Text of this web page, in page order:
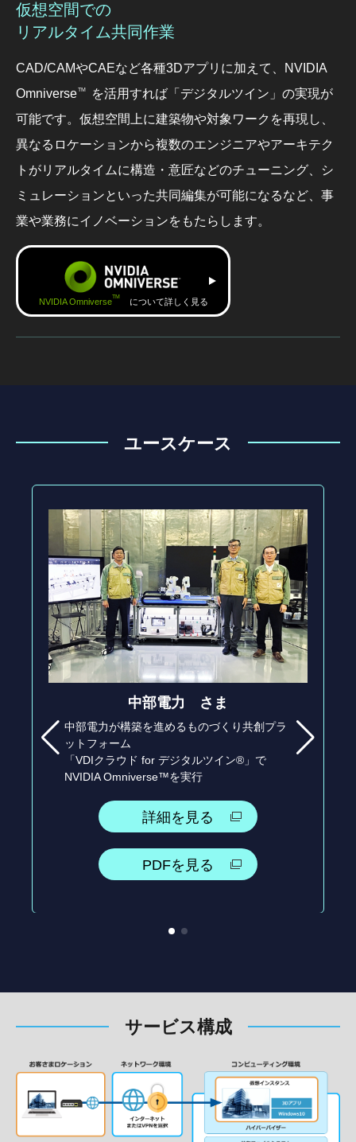
仮想空間での
リアルタイム共同作業
CAD/CAMやCAEなど各種3Dアプリに加えて、NVIDIA
OmniverseTM
を活用すれば「デジタルツイン」の実現が
可能です。仮想空間上に建築物や対象ワークを再現し、
異なるロケーションから複数のエンジニアやアーキテク
トがリアルタイムに構造・意匠などのチューニング、シ
ミュレーションといった共同編集が可能になるなど、事
業や業務にイノベーションをもたらします。
NVIDIA Omniverse
TM
について詳しく見る
ユースケース
中部電力 さま
中部電力が構築を進めるものづくり共創プラ
ットフォーム
「VDIクラウド for デジタルツイン®」で
NVIDIA Omniverse™を実行
詳細を見る
PDFを見る
サービス構成